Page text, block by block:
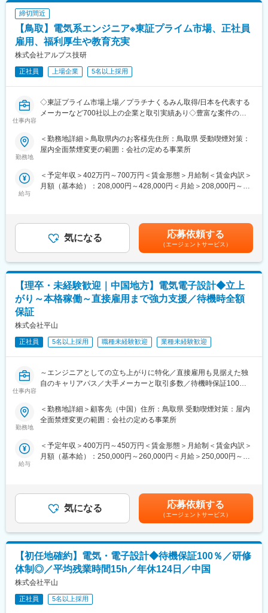
す。抽出された問題点解決に合わせた、改善策、具体案を提案し
導入後伴走フォローしていきます。
変更の範囲：会社の定める業務
・業務中はみんな真剣に黙々と仕事に取り組み、業務時間外は和
気あいあいとしていてメリハリのある環境です。
・休日は、完全土日祝休みで年間休日も123日、残業は月平均5時
間程度とほとんどないため、プライベートも大事に働くことがで
きます。
■組織構成：
■当社の事業について：
《1》設計・開発受託
作・評価・量産フォローまで可能です。
手作り試作・設計（例えば、パターン設計）や3Dプリンタでの筐
作チェックプログラムの作成等にもお応えさせていただきます。
《2》コンビニファクトリー
を行います。
これまで当社で培ってきたノウハウを活かし、セル方式の生産工
程を導入し、小回りの利く「手軽なコンビニ工場」として小ロッ
トに対応します。
ングを行い、現状の問題点を抽出、何をやるべきかを明確化しま
す。抽出された問題点解決に合わせた、改善策、具体案を提案し
変更の範囲：会社の定める業務
締切間近
【鳥取】電気系エンジニア※東証プライム市場、正社員
雇用、福利厚生や教育充実
株式会社アルプス技研
正社員 上場企業 5名以上採用
仕事内容
◇東証プライム市場上場／プラチナくるみん取得/日本を代表する
メーカーなど700社以上の企業と取引実績あり◇豊富な案件の中
クトへ配属！営業所と社員同士の横のつながりも大事にする企業
◇
電気系のエンジニアとして、最先端メカトロニクス分野の電気・
電子回路設計や解析・評価業務を中心とした一連の業務をお任せ
◇業務詳細：
【具体的な業務】
アナログ・デジタル回路設計、マイコン設計、光学設計業務
【案件例】
・IoT、5GシステムLSI回路設計／産業機器、ロボットの制御回路
設計
・自動車関連企業
・電気機器メーカー
・精密機器メーカー
※ご希望の勤務地に沿って、派遣先を決定します。就業開始後も、
きます。（頻繁な配置転換や、意向に沿わない派遣先就業はあり
ません）
同社では多くのエンジニアが大手メーカー、IT企業の開発部門で
活躍中であり、ものづくりの上流工程案件に多数携わることがで
・自己資本比率65.8％で経営安定(※通常40％以上あれば健全)。
さらに、売上・経常利益ともに年々増加傾向にあります。
株式上場後は20年以上黒字経営が続いています。
・創業から55年以上、一度も社員の人員整理をしていません。
初任給も年々アップしています。
【長期就業のための手厚いサポート】
・年休127日/月残業15.7時間/有給取得率79.1％
・男性の育児・看護休暇も運用実績あり
・育児休暇取得率100％(※くるみんマーク取得企業)/育児休暇か
勤務地
＜勤務地詳細＞鳥取県内のお客様先住所：鳥取県 受動喫煙対策：
屋内全面禁煙変更の範囲：会社の定める事業所
給与
＜予定年収＞402万円～700万円＜賃金形態＞月給制＜賃金内訳＞
月額（基本給）：208,000円～428,000円＜月給＞208,000円～
か、役職ポスト給（最大70,000円）資格取得報奨金、単身赴任手
当、Web手当、交代勤務手当など賃金はあくまでも目安の金額で
あり、選考を通じて上下する可能性があります。月給(月額)は固定
手当を含めた表記です。
気になる 応募依頼する
（エージェントサービス）
【理卒・未経験歓迎｜中国地方】電気電子設計◆立上
がり～本格稼働～直接雇用まで強力支援／待機時全額
保証
株式会社平山
正社員 5名以上採用 職種未経験歓迎 業種未経験歓迎
仕事内容
～エンジニアとしての立ち上がりに特化／直接雇用も見据えた独
自のキャリアパス／大手メーカーと取引多数／待機時保証100％
＼頑張ったら、直接雇用のチャンスあり／
直接雇用を前提とした常駐先が増えてきているため、早い方で1
年、平均的には2～3年で打診が入ることがあります。
支援を行っている同社にて、電気・電子設計をご担当いただきま
す。
※ご経験により、他案件に配属となる場合もございます。
■業務詳細
電気・電子設計（アナログ・デジタル回路、マイコン・無線・電
源回路、LSI、レイアウト、生産設備等）、解析、評価等をお任せ
します。
■案件例
勤務地
＜勤務地詳細＞顧客先（中国）住所：鳥取県 受動喫煙対策：屋内
全面禁煙変更の範囲：会社の定める事業所
給与
＜予定年収＞400万円～450万円＜賃金形態＞月給制＜賃金内訳＞
月額（基本給）：250,000円～260,000円＜月給＞250,000円～
気になる 応募依頼する
（エージェントサービス）
【初任地確約】電気・電子設計◆待機保証100％／研修
体制◎／平均残業時間15h／年休124日／中国
株式会社平山
正社員 5名以上採用